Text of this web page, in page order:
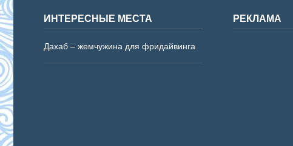
ИНТЕРЕСНЫЕ МЕСТА
Дахаб – жемчужина для фридайвинга
РЕКЛАМА